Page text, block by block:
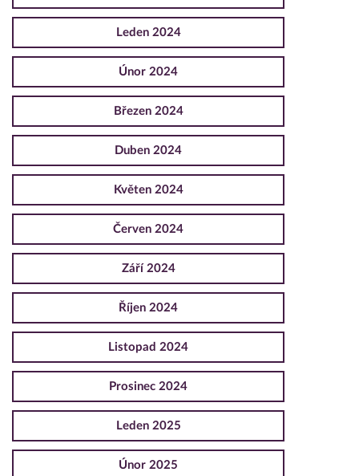
Leden 2024
Únor 2024
Březen 2024
Duben 2024
Květen 2024
Červen 2024
Září 2024
Říjen 2024
Listopad 2024
Prosinec 2024
Leden 2025
Únor 2025